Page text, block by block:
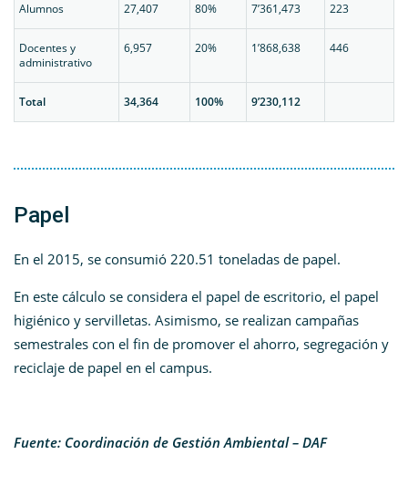
Alumnos 27,407 80% 7’361,473 223
Docentes y
administrativo
6,957 20% 1’868,638 446
Total 34,364 100% 9’230,112
Papel
En el 2015, se consumió 220.51 toneladas de papel.
En este cálculo se considera el papel de escritorio, el papel
higiénico y servilletas. Asimismo, se realizan campañas
semestrales con el fin de promover el ahorro, segregación y
reciclaje de papel en el campus.
Fuente: Coordinación de Gestión Ambiental – DAF